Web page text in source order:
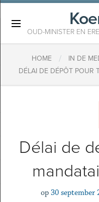
OUD-MINISTER EN
HOME / IN DE
DÉLAI DE DÉPÔT POUR
Délai de
op 30 september